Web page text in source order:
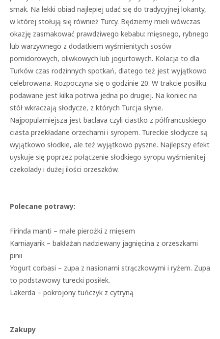
smak. Na lekki obiad najlepiej udać się do tradycyjnej lokanty,
w której stołują się również Turcy. Będziemy mieli wówczas
okazję zasmakować prawdziwego kebabu: mięsnego, rybnego
lub warzywnego z dodatkiem wyśmienitych sosów
pomidorowych, oliwkowych lub jogurtowych. Kolacja to dla
Turków czas rodzinnych spotkań, dlatego też jest wyjątkowo
celebrowana. Rozpoczyna się o godzinie 20. W trakcie posiłku
podawane jest kilka potrwa jedna po drugiej. Na koniec na
stół wkraczają słodycze, z których Turcja słynie.
Najpopularniejsza jest baclava czyli ciastko z półfrancuskiego
ciasta przekładane orzechami i syropem. Tureckie słodycze są
wyjątkowo słodkie, ale też wyjątkowo pyszne. Najlepszy efekt
uyskuje się poprzez połączenie słodkiego syropu wyśmienitej
czekolady i dużej ilości orzeszków.
Polecane potrawy:
Firinda manti – małe pierożki z mięsem
Karniayarik – bakłażan nadziewany jagnięcina z orzeszkami
pinii
Yogurt corbasi – zupa z nasionami strączkowymi i ryżem. Zupa
to podstawowy turecki posiłek.
Lakerda – pokrojony tuńczyk z cytryną
Zakupy